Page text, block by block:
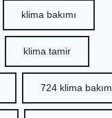
klima bakımı
klima tamir
724 klima bakım